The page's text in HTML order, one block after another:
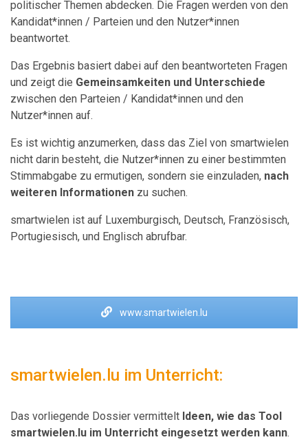
politischer Themen abdecken. Die Fragen werden von den
Kandidat*innen / Parteien und den Nutzer*innen
beantwortet.
Das Ergebnis basiert dabei auf den beantworteten Fragen
und zeigt die Gemeinsamkeiten und Unterschiede
zwischen den Parteien / Kandidat*innen und den
Nutzer*innen auf.
Es ist wichtig anzumerken, dass das Ziel von smartwielen
nicht darin besteht, die Nutzer*innen zu einer bestimmten
Stimmabgabe zu ermutigen, sondern sie einzuladen, nach
weiteren Informationen zu suchen.
smartwielen ist auf Luxemburgisch, Deutsch, Französisch,
Portugiesisch, und Englisch abrufbar.
www.smartwielen.lu
smartwielen.lu im Unterricht:
Das vorliegende Dossier vermittelt Ideen, wie das Tool
smartwielen.lu im Unterricht eingesetzt werden kann.